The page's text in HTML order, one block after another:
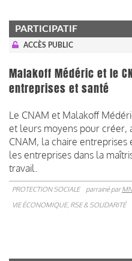
PARTICIPATIF
ACCÈS PUBLIC
Malakoff Médéric et le
entreprises et santé
Le CNAM et Malakoff
et leurs moyens pour créer,
CNAM, la chaire entreprises
les entreprises dans la
travail.
PROTECTION SOCIALE parrainé par
VIE ÉCONOMIQUE, RSE & SOLIDARITÉ